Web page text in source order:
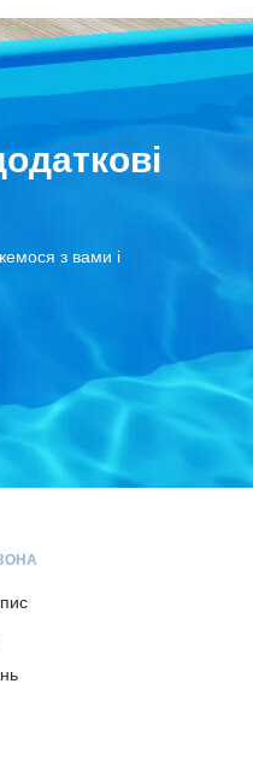
з вами і